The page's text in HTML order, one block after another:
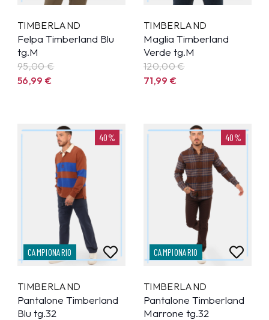
TIMBERLAND
Felpa Timberland Blu
tg.M
95,00 €
56,99€
TIMBERLAND
Maglia Timberland
Verde tg.M
120,00 €
71,99€
40%
CAMPIONARIO
TIMBERLAND
Pantalone Timberland
Blu tg.32
40%
CAMPIONARIO
TIMBERLAND
Pantalone Timberland
Marrone tg.32